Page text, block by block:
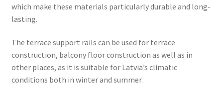
which make these materials particularly durable and long-
lasting.
The terrace support rails can be used for terrace
construction, balcony floor construction as well as in
other places, as it is suitable for Latvia’s climatic
conditions both in winter and summer.